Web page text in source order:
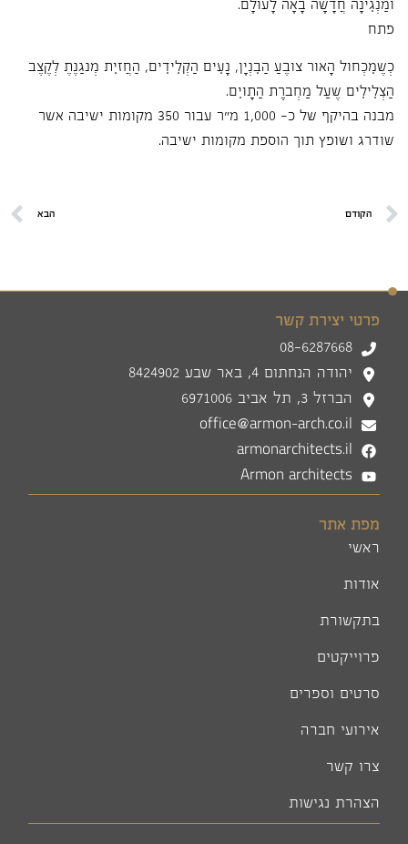
וּמַנְגִּינָה חֲדָשָׁה בָּאָה לָעוֹלָם.
פתח
כְּשֶׁמִּכְחוֹל הָאוֹר צוֹבֶעַ הַבִּנְיָן, נָעִים הַקְּלִידִים, הַחֲזיִת מְנגַנֶּתֶ לְקֶצֶב
הַצְלִּילִים שֶׁעַל מַחְברֶֶּת הַתָּויִם.
מבנה בהיקף של כ- 1,000 מ"ר עבור 350 מקומות ישיבה אשר
שודרג ושופץ תוך הוספת מקומות ישיבה.
הקודם הבא
פרטי יצירת קשר
08-6287668
יהודה הנחתום 4, באר שבע 8424902
הברזל 3, תל אביב 6971006
office@armon-arch.co.il
armonarchitects.il
Armon architects
מפת אתר
ראשי
אודות
בתקשורת
פרוייקטים
סרטים וספרים
אירועי חברה
צרו קשר
הצהרת נגישות